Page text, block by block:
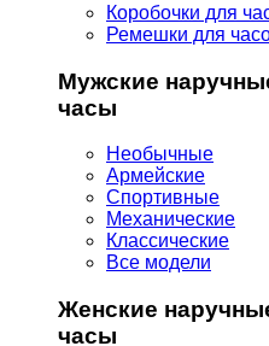
Коробочки для
Ремешки для
Мужские
часы
Необычные
Армейские
Спортивные
Механические
Классические
Все модели
Женские
часы